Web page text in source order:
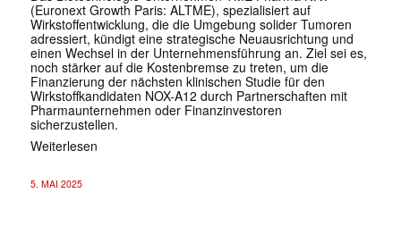
(Euronext Growth Paris: ALTME), spezialisiert auf
Wirkstoffentwicklung, die die Umgebung solider Tumoren
adressiert, kündigt eine strategische Neuausrichtung und
einen Wechsel in der Unternehmensführung an. Ziel sei es,
noch stärker auf die Kostenbremse zu treten, um die
Finanzierung der nächsten klinischen Studie für den
Wirkstoffkandidaten NOX-A12 durch Partnerschaften mit
Pharmaunternehmen oder Finanzinvestoren
sicherzustellen.
Weiterlesen
5. MAI 2025